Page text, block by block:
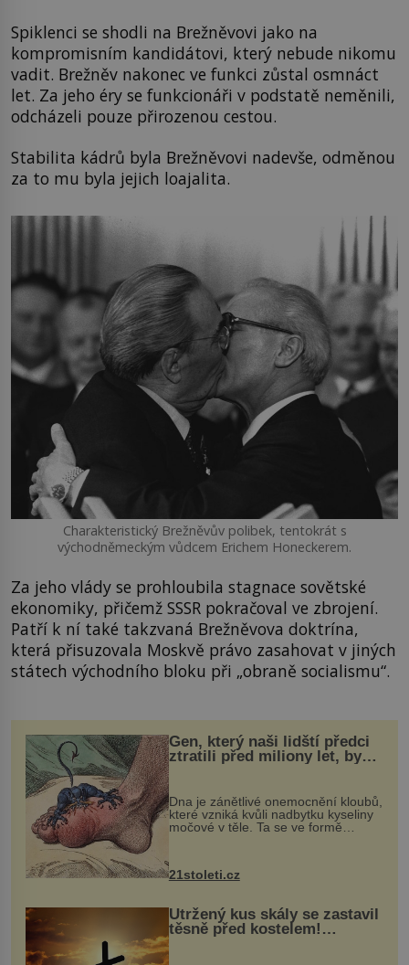
Spiklenci se shodli na Brežněvovi jako na
kompromisním kandidátovi, který nebude nikomu
vadit. Brežněv nakonec ve funkci zůstal osmnáct
let. Za jeho éry se funkcionáři v podstatě neměnili,
odcházeli pouze přirozenou cestou.
Stabilita kádrů byla Brežněvovi nadevše, odměnou
za to mu byla jejich loajalita.
Charakteristický Brežněvův polibek, tentokrát s
východněmeckým vůdcem Erichem Honeckerem.
Za jeho vlády se prohloubila stagnace sovětské
ekonomiky, přičemž SSSR pokračoval ve zbrojení.
Patří k ní také takzvaná Brežněvova doktrína,
která přisuzovala Moskvě právo zasahovat v jiných
státech východního bloku při „obraně socialismu“.
Gen, který naši lidští předci
ztratili před miliony let, by
mohl pomoci s léčbou
„nemoci králů“
Dna je zánětlivé onemocnění kloubů,
které vzniká kvůli nadbytku kyseliny
močové v těle. Ta se ve formě
nohou, a způsobuje bole...
21stoleti.cz
Utržený kus skály se zastavil
těsně před kostelem!
Ochránila ho boží síla?